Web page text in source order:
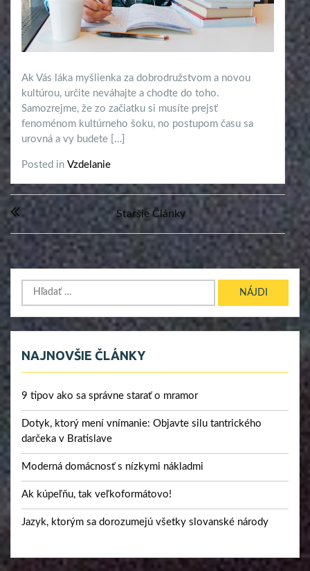
Ak Vás láka myšlienka za dobrodružstvom a novou
kultúrou, určite neváhajte a chodte do toho.
Samozrejme, že zo začiatku si musíte prejsť
fenoménom kultúrneho šoku, no postupom času sa
urovná a vy budete […]
Posted in Vzdelanie
Navigácia
v
článkoch
Staršie Články
Hľadať:
NAJNOVŠIE ČLÁNKY
9 tipov ako sa správne starať o mramor
Dotyk, ktorý mení vnímanie: Objavte silu tantrického
darčeka v Bratislave
Moderná domácnosť s nízkymi nákladmi
Ak kúpeľňu, tak veľkoformátovo!
Jazyk, ktorým sa dorozumejú všetky slovanské národy